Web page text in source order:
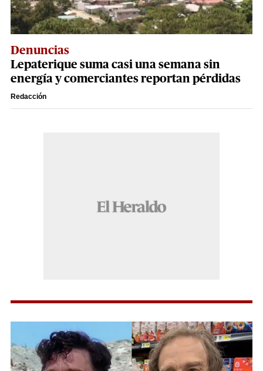
Denuncias
Lepaterique suma casi una semana sin
energía y comerciantes reportan pérdidas
Redacción